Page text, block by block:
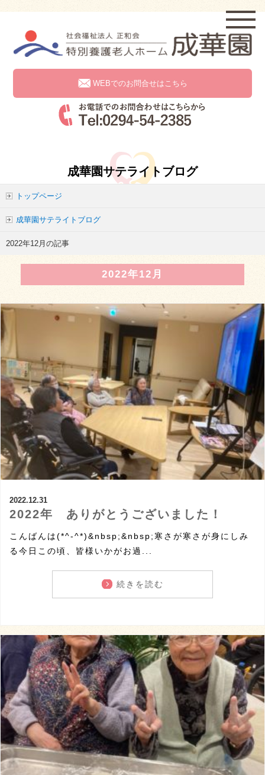
WEBでのお問合せはこちら
成華園サテライトブログ
トップページ
成華園サテライトブログ
2022年12月の記事
2022年12月
2022.12.31
2022年 ありがとうございました！
こんばんは(*^-^*)&nbsp;&nbsp;寒さが寒さが身にしみ
る今日この頃、皆様いかがお過...
続きを読む